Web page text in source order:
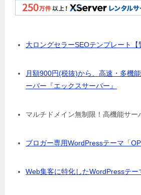
大ロングセラーSEOテンプレート【
月額900円(税抜)から、高速・多機
ーバー『エックスサーバー』
マルチドメイン無制限！高機能サー
ブロガー専用WordPressテーマ「
Web集客に特化したWordPressテー